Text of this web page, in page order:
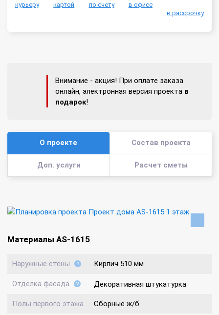
курьеру картой по счету
в офисе
в рассрочку
Внимание - акция! При оплате заказа
онлайн, электронная версия проекта в
подарок!
О проекте Состав проекта
Доп. услуги Расчет сметы
Материалы AS-1615
Наружные стены Кирпич 510 мм
Отделка фасада Декоративная штукатурка
Полы первого этажа Сборные ж/б